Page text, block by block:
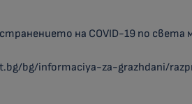
на COVID-19 по
bg/informaciya-za-grazhdani/